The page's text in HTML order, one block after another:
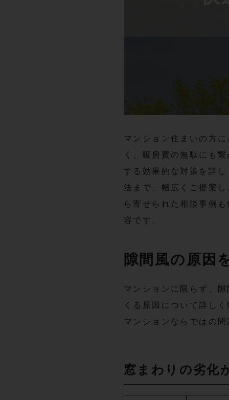
マンション住まいの方
く、暖房費の無駄にも
する効果的な対策を詳
法まで、幅広くご提案
ら寄せられた相談事例
容です。
隙間風の原因
マンションに限らず、
くる原因について詳し
マンションならではの
窓まわりの劣化